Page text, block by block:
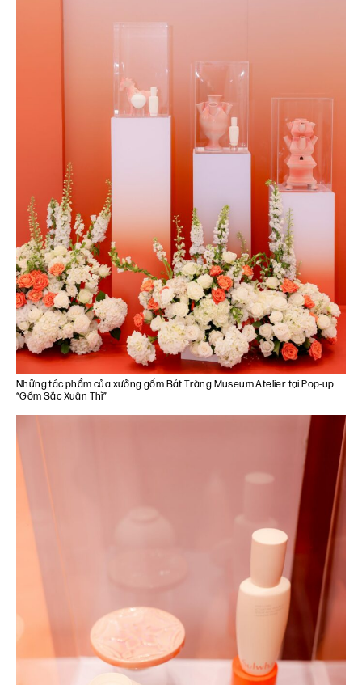
Những tác phẩm của xưởng gốm Bát Tràng Museum Atelier tại Pop-up
“Gốm Sắc Xuân Thì”